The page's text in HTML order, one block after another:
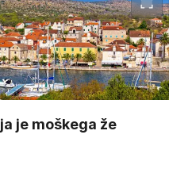
je moškega že